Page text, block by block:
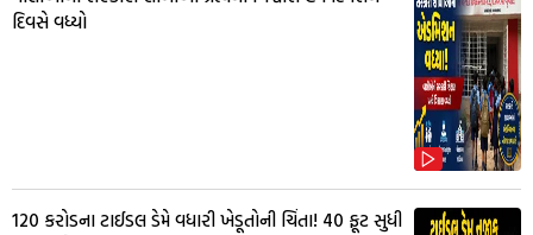
દિવસે વધ્યો
₹120 કરોડના ટાઈડલ ડેમે વધારી ખેડૂતોની ચિંતા! 40 ફૂટ સુધી